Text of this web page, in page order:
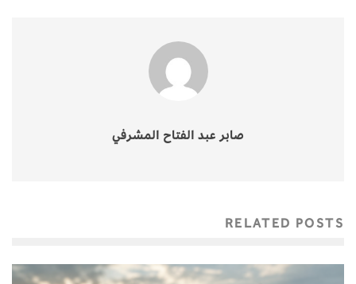
صابر عبد الفتاح المشرفي
RELATED POSTS